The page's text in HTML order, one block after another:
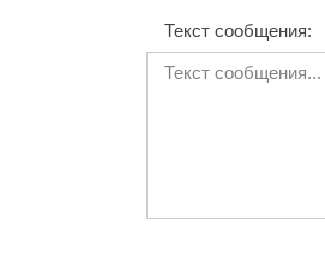
Текст сообщения: